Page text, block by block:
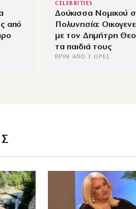
από
CELEBRITIES
Δούκισσα Νομικού
Πολυνησία:
με τον Δημήτρη
τα παιδιά τους
ΠΡΙΝ ΑΠΌ 3 ΏΡΕΣ